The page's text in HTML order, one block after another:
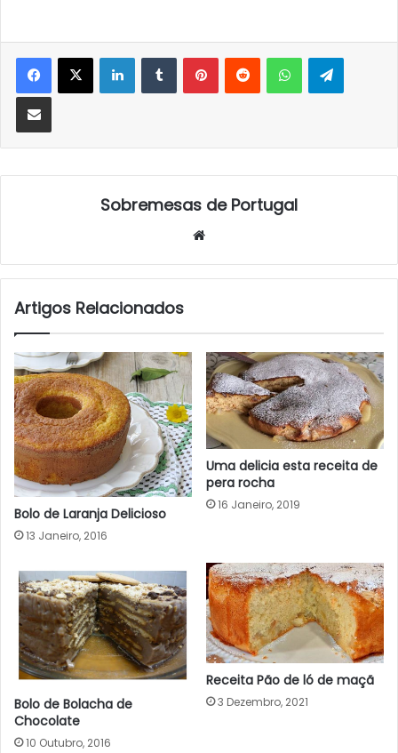
LinkedInTumblrPinterestReddit WhatsApp
Partilhar Via Email
Sobremesas de Portugal
Artigos Relacionados
Bolo de Laranja Delicioso
13 Janeiro, 2016
Uma delicia esta receita de
pera rocha
16 Janeiro, 2019
Bolo de Bolacha de
Chocolate
10 Outubro, 2016
Receita Pão de ló de maçã
3 Dezembro, 2021